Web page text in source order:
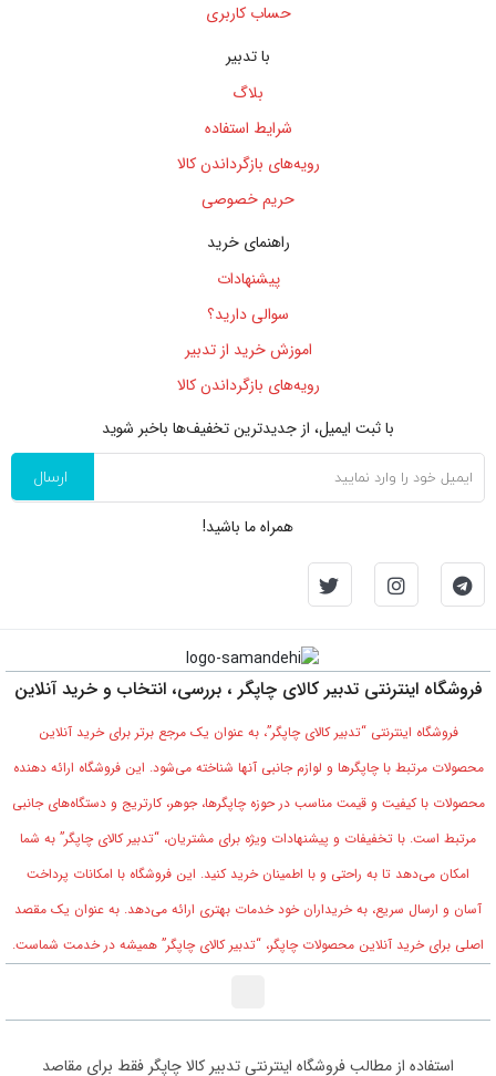
حساب کاربری
با تدبیر
بلاگ
شرایط استفاده
رویه‌های بازگرداندن کالا
حریم خصوصی
راهنمای خرید
پیشنهادات
سوالی دارید؟
اموزش خرید از تدبیر
رویه‌های بازگرداندن کالا
با ثبت ایمیل، از جدید‌ترین تخفیف‌ها با‌خبر شوید
ارسال
همراه ما باشید!
فروشگاه اینترنتی تدبیر کالای چاپگر ، بررسی، انتخاب و خرید آنلاین
فروشگاه اینترنتی “تدبیر کالای چاپگر”، به عنوان یک مرجع برتر برای خرید آنلاین
محصولات مرتبط با چاپگرها و لوازم جانبی آنها شناخته می‌شود. این فروشگاه ارائه دهنده
محصولات با کیفیت و قیمت مناسب در حوزه چاپگرها، جوهر، کارتریج و دستگاه‌های جانبی
مرتبط است. با تخفیفات و پیشنهادات ویژه برای مشتریان، “تدبیر کالای چاپگر” به شما
امکان می‌دهد تا به راحتی و با اطمینان خرید کنید. این فروشگاه با امکانات پرداخت
آسان و ارسال سریع، به خریداران خود خدمات بهتری ارائه می‌دهد. به عنوان یک مقصد
اصلی برای خرید آنلاین محصولات چاپگر، “تدبیر کالای چاپگر” همیشه در خدمت شماست.
استفاده از مطالب فروشگاه اینترنتی تدبیر کالا چاپگر فقط برای مقاصد